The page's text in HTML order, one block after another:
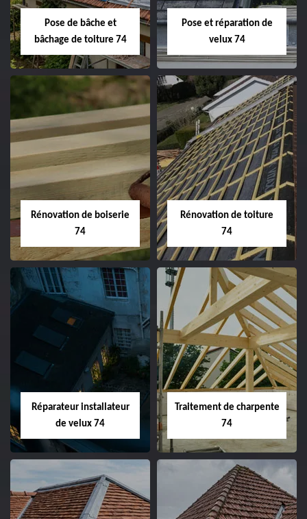
Pose de bâche et
bâchage de toiture 74
Pose et réparation de
velux 74
Rénovation de boiserie
74
Rénovation de toiture
74
Réparateur installateur
de velux 74
Traitement de charpente
74